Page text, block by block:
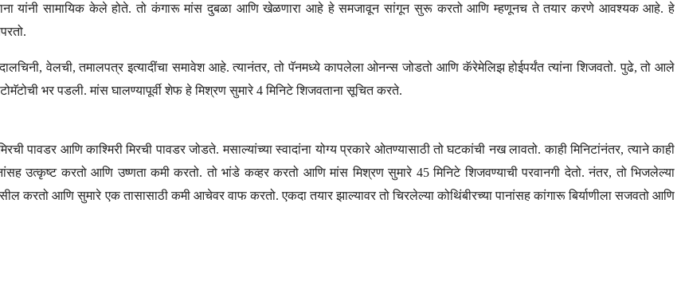
यांनी सामायिक केले होते. तो कंगारू मांस दुबळा आणि खेळणारा आहे हे समजावून सांगून सुरू करतो आणि म्हणूनच ते तयार करणे आवश्यक आहे. हे
वेलची, तमालपत्र इत्यादींचा समावेश आहे. त्यानंतर, तो पॅनमध्ये कापलेला ओनन्स जोडतो आणि कॅरेमेलिझ होईपर्यंत त्यांना शिजवतो. पुढे, तो आले
भर पडली. मांस घालण्यापूर्वी शेफ हे मिश्रण सुमारे 4 मिनिटे शिजवताना सूचित करते.
पावडर आणि काश्मिरी मिरची पावडर जोडते. मसाल्यांच्या स्वादांना योग्य प्रकारे ओतण्यासाठी तो घटकांची नख लावतो. काही मिनिटांनंतर, त्याने काही
उत्कृष्ट करतो आणि उष्णता कमी करतो. तो भांडे कव्हर करतो आणि मांस मिश्रण सुमारे 45 मिनिटे शिजवण्याची परवानगी देतो. नंतर, तो भिजलेल्या
करतो आणि सुमारे एक तासासाठी कमी आचेवर वाफ करतो. एकदा तयार झाल्यावर तो चिरलेल्या कोथिंबीरच्या पानांसह कांगारू बिर्याणीला सजवतो आणि